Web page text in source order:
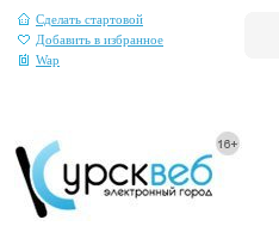
Сделать стартовой
Добавить в избранное
Wap